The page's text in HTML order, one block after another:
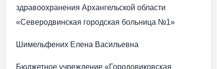
здравоохранения Архангельской области
«Северодвинская городская больница №1»
Шимельфених Елена Васильевна
Бюджетное учреждение «Городовиковская